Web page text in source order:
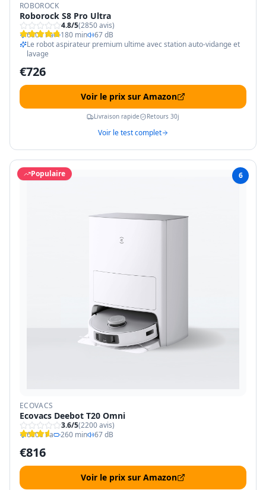
ROBOROCK
Roborock S8 Pro Ultra
4.8/5(2850avis)
6000 Pa
180 min
67 dB
Le robot aspirateur premium ultime avec station auto-vidange et
lavage
€726
Voir le prix sur Amazon
Livraison rapide Retours 30j
Voir le test complet
6
Populaire
ECOVACS
Ecovacs Deebot T20 Omni
3.6/5(2200avis)
6000 Pa
260 min 67 dB
€816
Voir le prix sur Amazon